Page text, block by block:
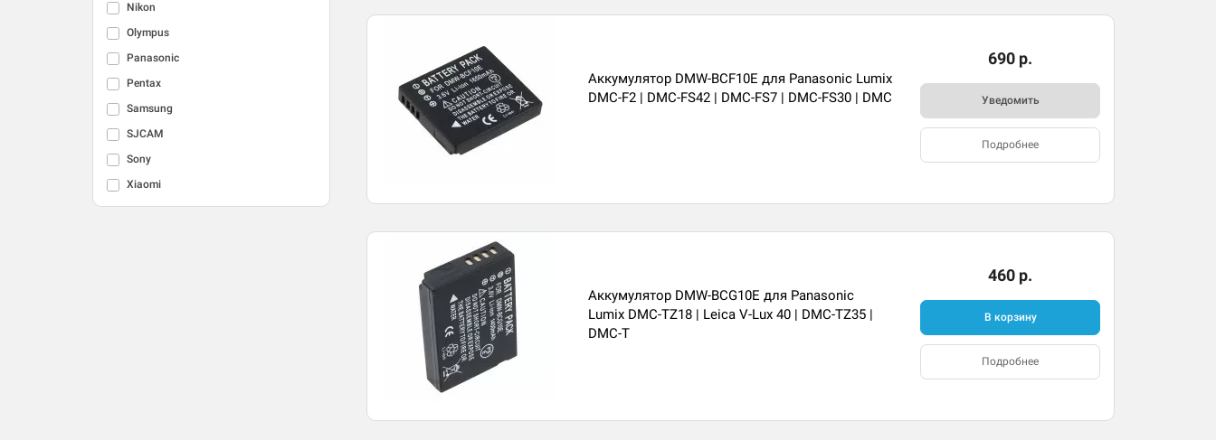
Nikon
Olympus
Panasonic
Pentax
Samsung
SJCAM
Sony
Xiaomi
Аккумулятор DMW-BCF10E для Panasonic Lumix
DMC-F2 | DMC-FS42 | DMC-FS7 | DMC-FS30 | DMC
690 р.
Уведомить
Подробнее
Аккумулятор DMW-BCG10E для Panasonic
Lumix DMC-TZ18 | Leica V-Lux 40 | DMC-TZ35 |
DMC-T
460 р.
В корзину
Подробнее